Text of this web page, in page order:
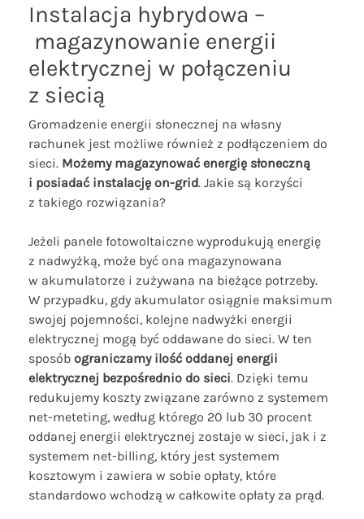
Instalacja hybrydowa –
magazynowanie energii
elektrycznej w połączeniu
z siecią
Gromadzenie energii słonecznej na własny
rachunek jest możliwe również z podłączeniem do
sieci. Możemy magazynować energię słoneczną
i posiadać instalację on-grid. Jakie są korzyści
z takiego rozwiązania?
Jeżeli panele fotowoltaiczne wyprodukują energię
z nadwyżką, może być ona magazynowana
w akumulatorze i zużywana na bieżące potrzeby.
W przypadku, gdy akumulator osiągnie maksimum
swojej pojemności, kolejne nadwyżki energii
elektrycznej mogą być oddawane do sieci. W ten
sposób ograniczamy ilość oddanej energii
elektrycznej bezpośrednio do sieci. Dzięki temu
redukujemy koszty związane zarówno z systemem
net-meteting, według którego 20 lub 30 procent
oddanej energii elektrycznej zostaje w sieci, jak i z
systemem net-billing, który jest systemem
kosztowym i zawiera w sobie opłaty, które
standardowo wchodzą w całkowite opłaty za prąd.